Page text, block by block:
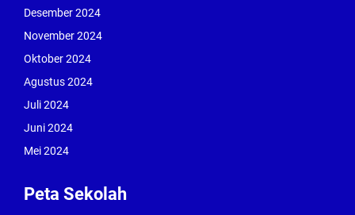
Desember 2024
November 2024
Oktober 2024
Agustus 2024
Juli 2024
Juni 2024
Mei 2024
Peta Sekolah